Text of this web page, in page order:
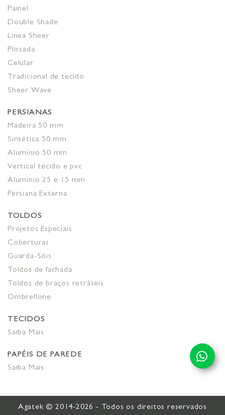
Painel
Double Shade
Linea Sheer
Plissada
Celular
Tradicional de tecido
Sheer Wave
PERSIANAS
Madeira 50 mm
Sintética 50 mm
Alumínio 50 mm
Vertical tecido e pvc
Alumínio 25 e 15 mm
Persiana Externa
TOLDOS
Projetos Especiais
Coberturas
Guarda-Sóis
Toldos de fachada
Toldos de braços retráteis
Ombrellone
TECIDOS
Saiba Mais
PAPÉIS DE PAREDE
Saiba Mais
Agatek © 2014-2026 - Todos os direitos reservados